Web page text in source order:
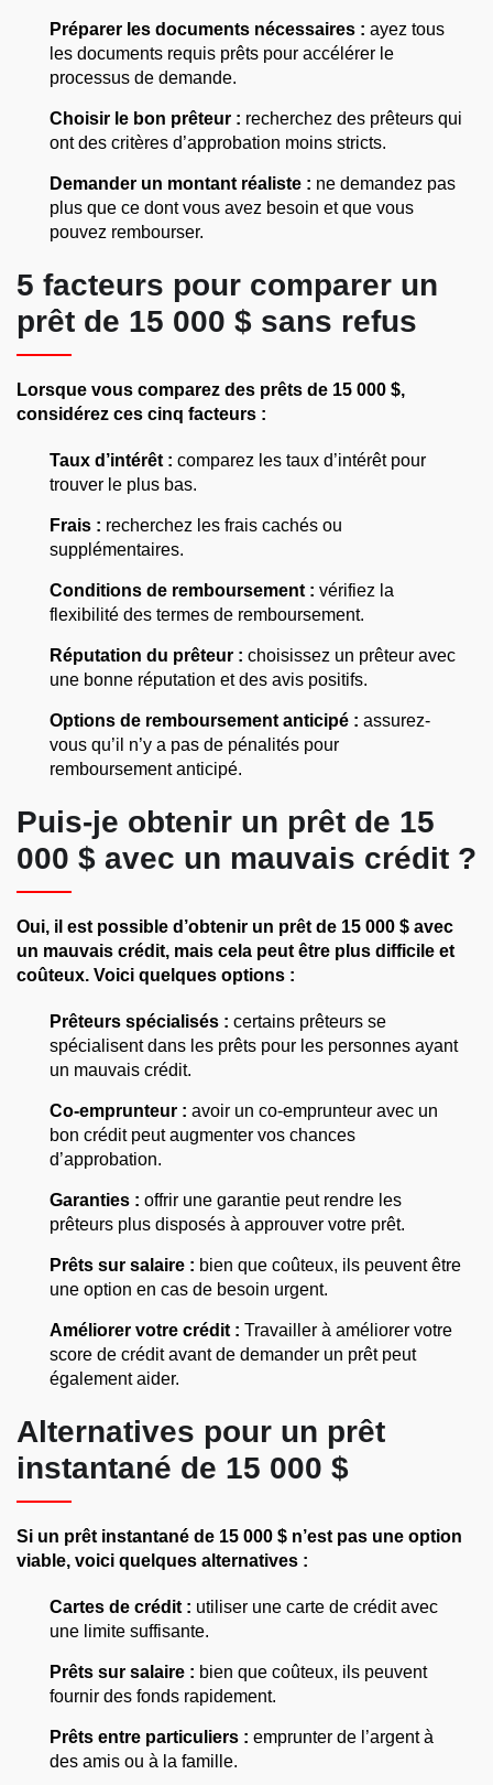
Préparer les documents nécessaires : ayez tous
les documents requis prêts pour accélérer le
processus de demande.
Choisir le bon prêteur : recherchez des prêteurs qui
ont des critères d’approbation moins stricts.
Demander un montant réaliste : ne demandez pas
plus que ce dont vous avez besoin et que vous
pouvez rembourser.
5 facteurs pour comparer un
prêt de 15 000 $ sans refus
Lorsque vous comparez des prêts de 15 000 $,
considérez ces cinq facteurs :
Taux d’intérêt : comparez les taux d’intérêt pour
trouver le plus bas.
Frais : recherchez les frais cachés ou
supplémentaires.
Conditions de remboursement : vérifiez la
flexibilité des termes de remboursement.
Réputation du prêteur : choisissez un prêteur avec
une bonne réputation et des avis positifs.
Options de remboursement anticipé : assurez-
vous qu’il n’y a pas de pénalités pour
remboursement anticipé.
Puis-je obtenir un prêt de 15
000 $ avec un mauvais crédit ?
Oui, il est possible d’obtenir un prêt de 15 000 $ avec
un mauvais crédit, mais cela peut être plus difficile et
coûteux. Voici quelques options :
Prêteurs spécialisés : certains prêteurs se
spécialisent dans les prêts pour les personnes ayant
un mauvais crédit.
Co-emprunteur : avoir un co-emprunteur avec un
bon crédit peut augmenter vos chances
d’approbation.
Garanties : offrir une garantie peut rendre les
prêteurs plus disposés à approuver votre prêt.
Prêts sur salaire : bien que coûteux, ils peuvent être
une option en cas de besoin urgent.
Améliorer votre crédit : Travailler à améliorer votre
score de crédit avant de demander un prêt peut
également aider.
Alternatives pour un prêt
instantané de 15 000 $
Si un prêt instantané de 15 000 $ n’est pas une option
viable, voici quelques alternatives :
Cartes de crédit : utiliser une carte de crédit avec
une limite suffisante.
Prêts sur salaire : bien que coûteux, ils peuvent
fournir des fonds rapidement.
Prêts entre particuliers : emprunter de l’argent à
des amis ou à la famille.